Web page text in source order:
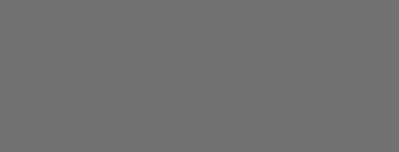
ab 3 Jahren
umgesetzt werden können